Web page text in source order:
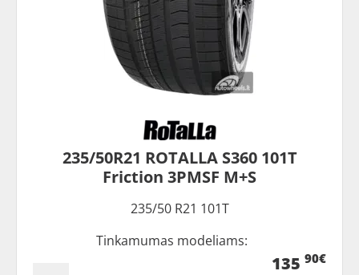
235/50R21 ROTALLA S360 101T
Friction 3PMSF M+S
235/50 R21 101T
Tinkamumas modeliams:
135 90€